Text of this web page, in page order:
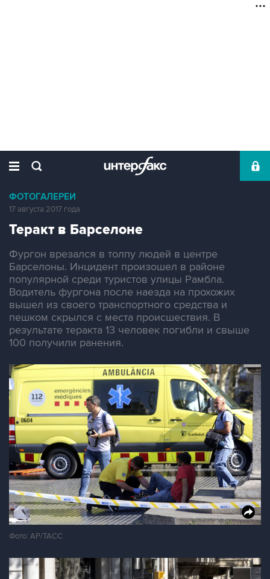
ФОТОГАЛЕРЕИ
17 августа 2017 года
Теракт в Барселоне
Фургон врезался в толпу людей в центре
Барселоны. Инцидент произошел в районе
популярной среди туристов улицы Рамбла.
Водитель фургона после наезда на прохожих
вышел из своего транспортного средства и
пешком скрылся с места происшествия. В
результате теракта 13 человек погибли и свыше
100 получили ранения.
Фото: АР/ТАСС